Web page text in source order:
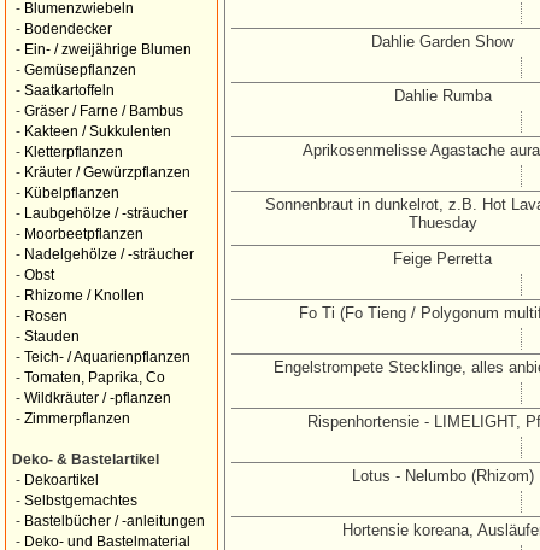
- Blumenzwiebeln
- Bodendecker
- Ein- / zweijährige Blumen
- Gemüsepflanzen
- Saatkartoffeln
- Gräser / Farne / Bambus
- Kakteen / Sukkulenten
- Kletterpflanzen
- Kräuter / Gewürzpflanzen
- Kübelpflanzen
-
Laubgehölze / -sträucher
- Moorbeetpflanzen
- Nadelgehölze / -sträucher
- Obst
- Rhizome / Knollen
- Rosen
- Stauden
- Teich- / Aquarienpflanzen
- Tomaten, Paprika, Co
- Wildkräuter / -pflanzen
- Zimmerpflanzen
Deko- & Bastelartikel
- Dekoartikel
- Selbstgemachtes
- Bastelbücher / -anleitungen
- Deko- und Bastelmaterial
Dahlie Garden Show
Dahlie Rumba
Aprikosenmelisse Agastache
Sonnenbraut in dunkelrot, z.B. Hot
Thuesday
Feige Perretta
Fo Ti (Fo Tieng / Polygonum
Engelstrompete Stecklinge, alles
Rispenhortensie - LIMELIGHT,
Lotus - Nelumbo (Rhizom)
Hortensie koreana,